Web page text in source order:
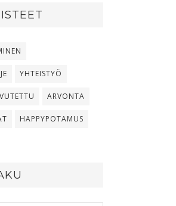
YHTEISTYÖ
ARVONTA
HAPPYPOTAMUS